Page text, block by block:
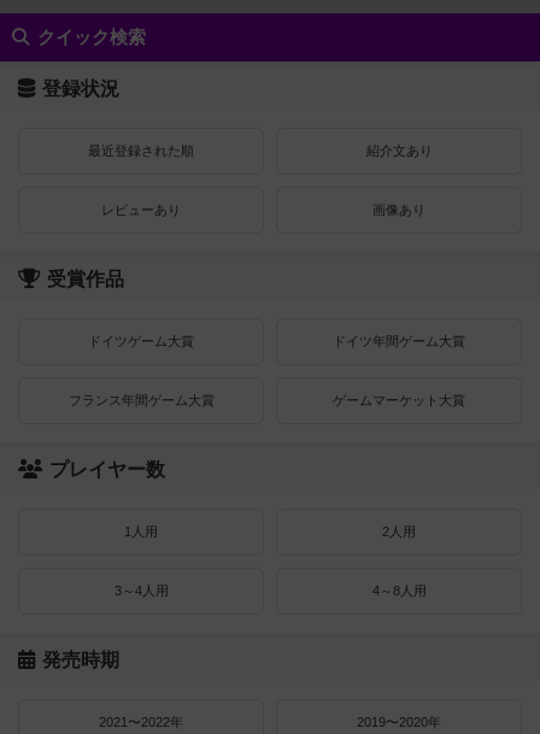
クイック検索
登録状況
最近登録された順 紹介文あり
レビューあり 画像あり
受賞作品
ドイツゲーム大賞 ドイツ年間ゲーム大賞
フランス年間ゲーム大賞 ゲームマーケット大賞
プレイヤー数
1人用 2人用
3～4人用 4～8人用
発売時期
2021〜2022年 2019〜2020年